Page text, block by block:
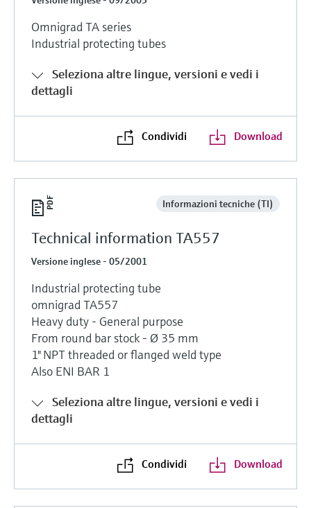
Accesso a Device Viewer
Trova informazioni e documentazione
Trova i ricambi giusti
microonde
Misura del livello tramite la misura
Visualizza tutti
microonde
Memosens technology
Visualizza tutti
modelli decisionali
Omnigrad TA series
Industrial protecting tubes
Seleziona altre lingue, versioni e vedi i
dettagli
Condividi Download
Informazioni tecniche (TI)
Technical information TA557
Versione inglese - 05/2001
Industrial protecting tube
omnigrad TA557
Heavy duty - General purpose
From round bar stock - Ø 35 mm
1" NPT threaded or flanged weld type
Also ENI BAR 1
Seleziona altre lingue, versioni e vedi i
dettagli
Condividi Download